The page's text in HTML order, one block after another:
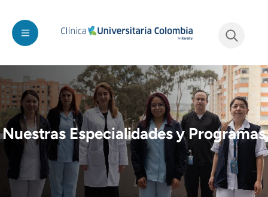
Nuestras Especialidades y Programas